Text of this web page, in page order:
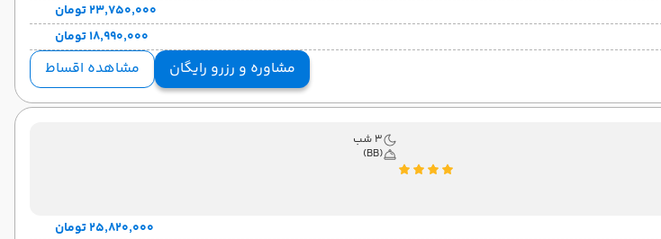
۲۳٬۷۵۰٬۰۰۰ تومان
۱۸٬۹۹۰٬۰۰۰ تومان
مشاوره و رزرو رایگان مشاهده اقساط
3 شب
(BB)
۲۵٬۸۲۰٬۰۰۰ تومان